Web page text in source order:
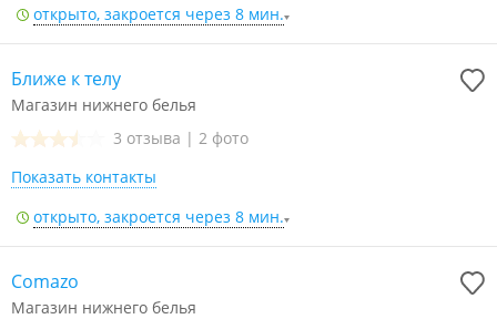
открыто, закроется через 8 мин.
Ближе к телу
Магазин нижнего белья
3 отзыва | 2 фото
Показать контакты
открыто, закроется через 8 мин.
Comazo
Магазин нижнего белья